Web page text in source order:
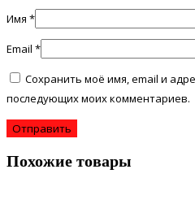
Имя *
Email *
Сохранить моё имя, email и
последующих моих комментариев.
Похожие товары